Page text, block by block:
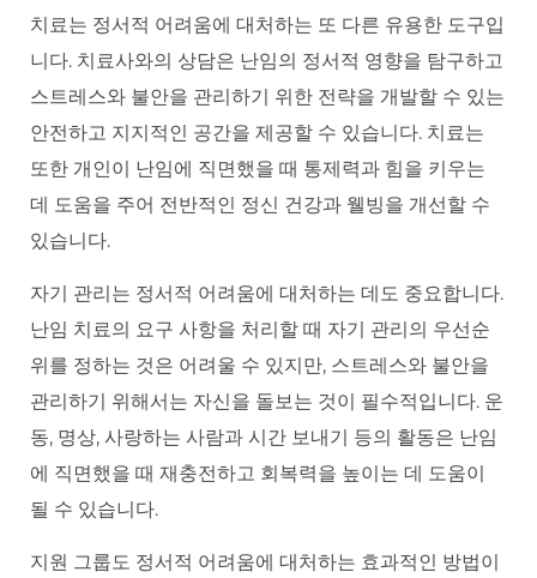
치료는 정서적 어려움에 대처하는 또 다른 유용한 도구입
니다. 치료사와의 상담은 난임의 정서적 영향을 탐구하고
스트레스와 불안을 관리하기 위한 전략을 개발할 수 있는
안전하고 지지적인 공간을 제공할 수 있습니다. 치료는
또한 개인이 난임에 직면했을 때 통제력과 힘을 키우는
데 도움을 주어 전반적인 정신 건강과 웰빙을 개선할 수
있습니다.
자기 관리는 정서적 어려움에 대처하는 데도 중요합니다.
난임 치료의 요구 사항을 처리할 때 자기 관리의 우선순
위를 정하는 것은 어려울 수 있지만, 스트레스와 불안을
관리하기 위해서는 자신을 돌보는 것이 필수적입니다. 운
동, 명상, 사랑하는 사람과 시간 보내기 등의 활동은 난임
에 직면했을 때 재충전하고 회복력을 높이는 데 도움이
될 수 있습니다.
지원 그룹도 정서적 어려움에 대처하는 효과적인 방법이